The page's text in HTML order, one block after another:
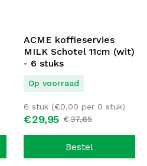
ACME koffieservies
MILK Schotel 11cm (wit)
- 6 stuks
Op voorraad
€37,65
€29,95
6 stuk (€0,00 per 0 stuk)
Bestel